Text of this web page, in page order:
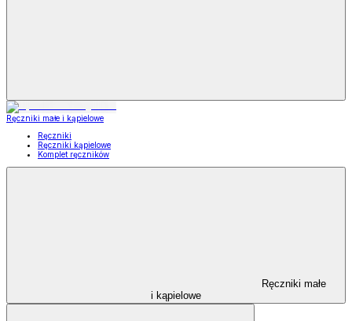
Ręczniki małe i kąpielowe
Ręczniki
Ręczniki kąpielowe
Komplet ręczników
Ręczniki małe
i kąpielowe